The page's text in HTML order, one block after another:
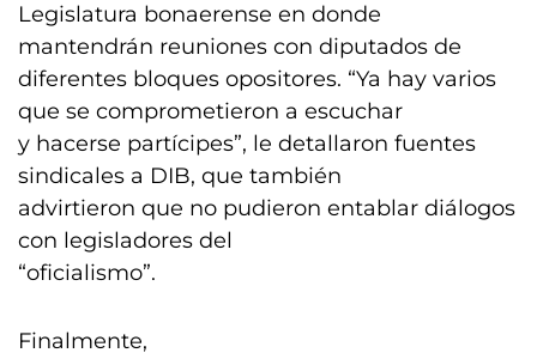
Legislatura bonaerense en donde
mantendrán reuniones con diputados de
diferentes bloques opositores. “Ya hay varios
que se comprometieron a escuchar
y hacerse partícipes”, le detallaron fuentes
sindicales a DIB, que también
advirtieron que no pudieron entablar diálogos
con legisladores del
“oficialismo”.
Finalmente,